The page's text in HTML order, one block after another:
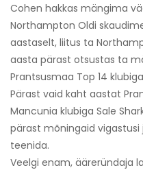
Cohen hakkas mängima
Northampton Oldi
aastaselt, liitus ta
aasta pärast otsustas ta
Prantsusmaa Top 14
Pärast vaid kaht aastat
Mancunia klubiga Sale
pärast mõningaid
teenida.
Veelgi enam, ääreründaja